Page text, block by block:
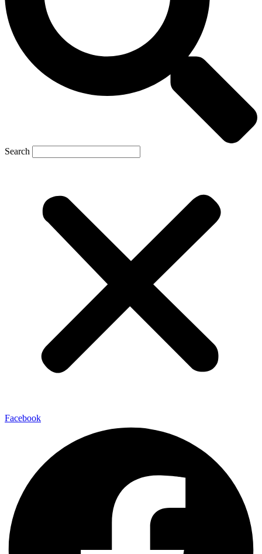
Search
Facebook